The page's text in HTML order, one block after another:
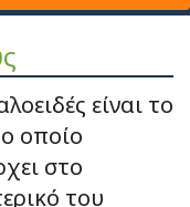
είναι το
οποίο
στο
του